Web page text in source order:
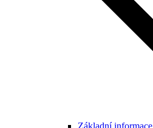
Základní informace